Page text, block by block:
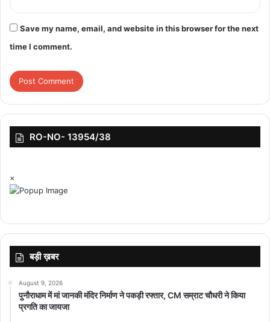
Save my name, email, and website in this browser for the next
time I comment.
RO-NO- 13954/38
×
बड़ी ख़बर
August 9, 2026
पुनौराधाम में मां जानकी मंदिर निर्माण ने पकड़ी रफ्तार, CM सम्राट चौधरी ने किया
प्रगति का जायजा